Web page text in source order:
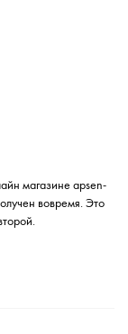
магазине apsen-
вовремя. Это